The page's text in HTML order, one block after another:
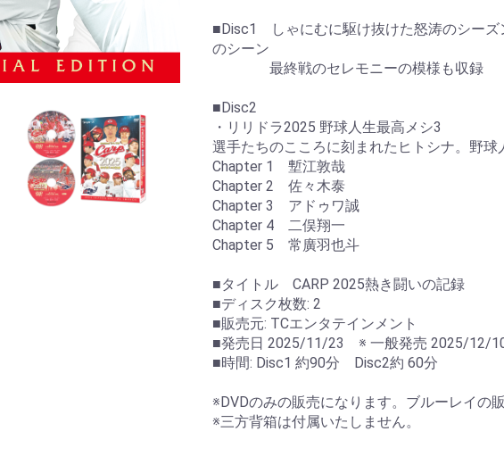
■Disc1 しゃにむに駆け抜けた怒涛のシーズ
のシーン
最終戦のセレモニーの模様も収録
■Disc2
・リリドラ2025 野球人生最高メシ3
選手たちのこころに刻まれたヒトシナ。野球
Chapter 1 塹江敦哉
Chapter 2 佐々木泰
Chapter 3 アドゥワ誠
Chapter 4 二俣翔一
Chapter 5 常廣羽也斗
■タイトル CARP 2025熱き闘いの記録
■ディスク枚数: 2
■販売元: TCエンタテインメント
■発売日 2025/11/23 ※ 一般発売 2025/12/
■時間: Disc1 約90分 Disc2約 60分
※DVDのみの販売になります。ブルーレイの
※三方背箱は付属いたしません。